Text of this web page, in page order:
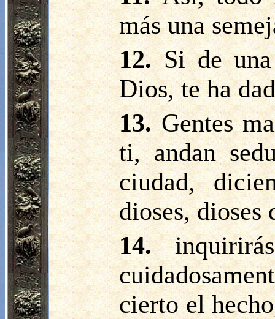
más una
12.Si de
Dios, te ha
13.Gentes
ti, andan
ciudad,
dioses, dioses
14.
cierto el